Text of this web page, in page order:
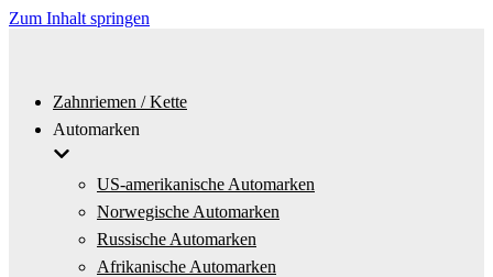
Zum Inhalt springen
Zahnriemen / Kette
Automarken
US-amerikanische Automarken
Norwegische Automarken
Russische Automarken
Afrikanische Automarken